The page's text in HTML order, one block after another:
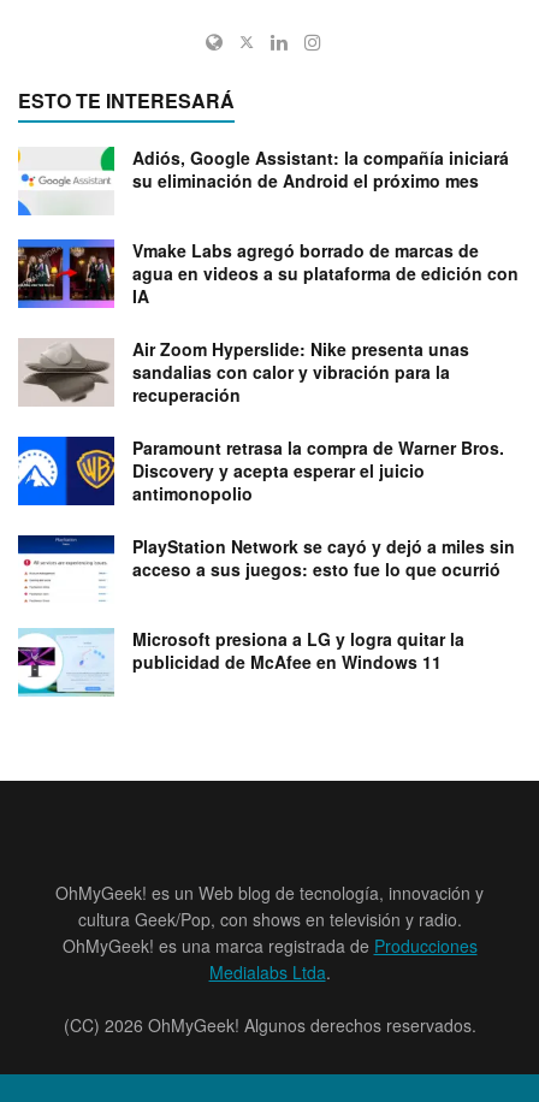
ESTO TE INTERESARÁ
Adiós, Google Assistant: la compañía iniciará
su eliminación de Android el próximo mes
Vmake Labs agregó borrado de marcas de
agua en videos a su plataforma de edición con
IA
Air Zoom Hyperslide: Nike presenta unas
sandalias con calor y vibración para la
recuperación
Paramount retrasa la compra de Warner Bros.
Discovery y acepta esperar el juicio
antimonopolio
PlayStation Network se cayó y dejó a miles sin
acceso a sus juegos: esto fue lo que ocurrió
Microsoft presiona a LG y logra quitar la
publicidad de McAfee en Windows 11
OhMyGeek! es un Web blog de tecnología, innovación y
cultura Geek/Pop, con shows en televisión y radio.
OhMyGeek! es una marca registrada de Producciones
Medialabs Ltda.
(CC) 2026 OhMyGeek! Algunos derechos reservados.